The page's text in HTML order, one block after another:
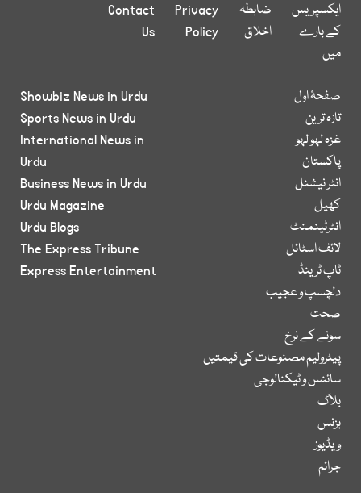
ایکسپریس
کے بارے
میں
ضابطہ
اخلاق
Privacy
Policy
Contact
Us
صفحۂ اول
تازہ ترین
غزہ لہو لہو
پاکستان
انٹر نیشنل
کھیل
انٹرٹینمنٹ
لائف اسٹائل
ٹاپ ٹرینڈ
دلچسپ و عجیب
صحت
سونے کے نرخ
پیٹرولیم مصنوعات کی قیمتیں
سائنس و ٹیکنالوجی
بلاگ
بزنس
ویڈیوز
جرائم
Showbiz News in Urdu
Sports News in Urdu
International News in
Urdu
Business News in Urdu
Urdu Magazine
Urdu Blogs
The Express Tribune
Express Entertainment